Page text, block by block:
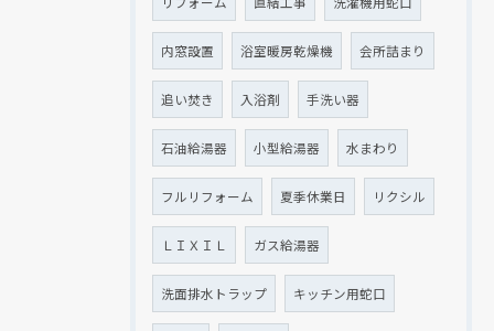
内窓設置 浴室暖房乾燥機 会所詰まり
追い焚き 入浴剤 手洗い器
石油給湯器 小型給湯器 水まわり
フルリフォーム 夏季休業日 リクシル
ＬＩＸＩＬ ガス給湯器
洗面排水トラップ キッチン用蛇口